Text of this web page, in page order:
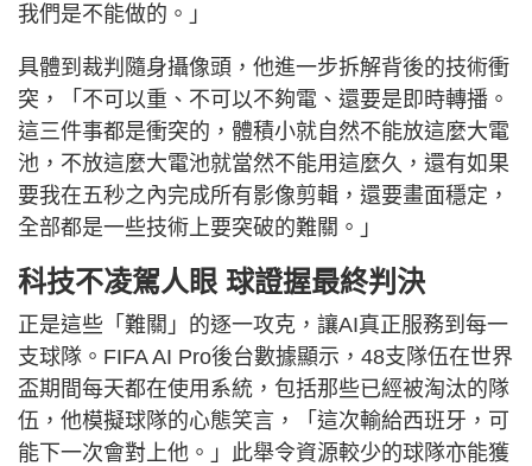
我們是不能做的。」
具體到裁判隨身攝像頭，他進一步拆解背後的技術衝
突，「不可以重、不可以不夠電、還要是即時轉播。
這三件事都是衝突的，體積小就自然不能放這麼大電
池，不放這麼大電池就當然不能用這麼久，還有如果
要我在五秒之內完成所有影像剪輯，還要畫面穩定，
全部都是一些技術上要突破的難關。」
科技不凌駕人眼 球證握最終判決
正是這些「難關」的逐一攻克，讓AI真正服務到每一
支球隊。FIFA AI Pro後台數據顯示，48支隊伍在世界
盃期間每天都在使用系統，包括那些已經被淘汰的隊
伍，他模擬球隊的心態笑言，「這次輸給西班牙，可
能下一次會對上他。」此舉令資源較少的球隊亦能獲